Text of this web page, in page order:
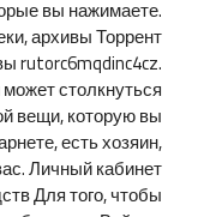
вы нажимаете.
архивы Торрент
rutorc6mqdinc4cz.
столкнуться
вещи, которую вы
есть хозяин,
Личный кабинет
Для того, чтобы